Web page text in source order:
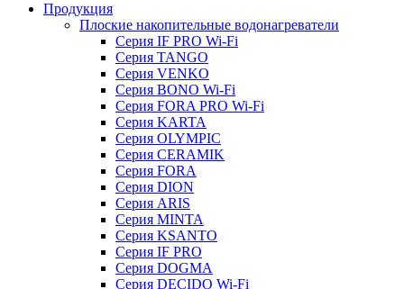
Продукция
Плоские накопительные водонагреватели
Серия IF PRO Wi-Fi
Серия TANGO
Серия VENKO
Серия BONO Wi-Fi
Серия FORA PRO Wi-Fi
Серия KARTA
Серия OLYMPIC
Серия CERAMIK
Серия FORA
Серия DION
Серия ARIS
Серия MINTA
Серия KSANTO
Серия IF PRO
Серия DOGMA
Серия DECIDO Wi-Fi